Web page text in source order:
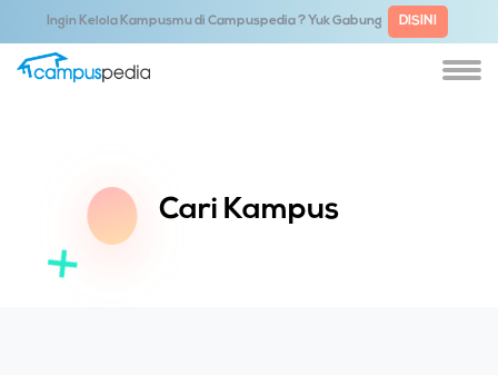
Ingin Kelola Kampusmu di Campuspedia ? Yuk Gabung DISINI
Cari Kampus